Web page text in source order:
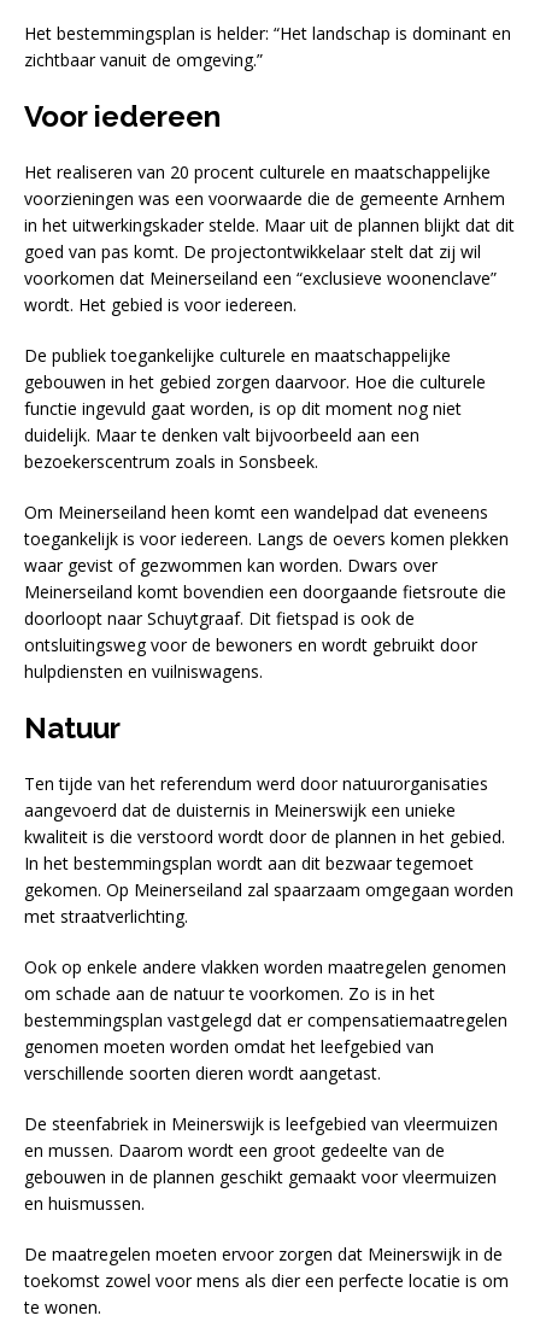
Het bestemmingsplan is helder: “Het landschap is dominant en
zichtbaar vanuit de omgeving.”
Voor iedereen
Het realiseren van 20 procent culturele en maatschappelijke
voorzieningen was een voorwaarde die de gemeente Arnhem
in het uitwerkingskader stelde. Maar uit de plannen blijkt dat dit
goed van pas komt. De projectontwikkelaar stelt dat zij wil
voorkomen dat Meinerseiland een “exclusieve woonenclave”
wordt. Het gebied is voor iedereen.
De publiek toegankelijke culturele en maatschappelijke
gebouwen in het gebied zorgen daarvoor. Hoe die culturele
functie ingevuld gaat worden, is op dit moment nog niet
duidelijk. Maar te denken valt bijvoorbeeld aan een
bezoekerscentrum zoals in Sonsbeek.
Om Meinerseiland heen komt een wandelpad dat eveneens
toegankelijk is voor iedereen. Langs de oevers komen plekken
waar gevist of gezwommen kan worden. Dwars over
Meinerseiland komt bovendien een doorgaande fietsroute die
doorloopt naar Schuytgraaf. Dit fietspad is ook de
ontsluitingsweg voor de bewoners en wordt gebruikt door
hulpdiensten en vuilniswagens.
Natuur
Ten tijde van het referendum werd door natuurorganisaties
aangevoerd dat de duisternis in Meinerswijk een unieke
kwaliteit is die verstoord wordt door de plannen in het gebied.
In het bestemmingsplan wordt aan dit bezwaar tegemoet
gekomen. Op Meinerseiland zal spaarzaam omgegaan worden
met straatverlichting.
Ook op enkele andere vlakken worden maatregelen genomen
om schade aan de natuur te voorkomen. Zo is in het
bestemmingsplan vastgelegd dat er compensatiemaatregelen
genomen moeten worden omdat het leefgebied van
verschillende soorten dieren wordt aangetast.
De steenfabriek in Meinerswijk is leefgebied van vleermuizen
en mussen. Daarom wordt een groot gedeelte van de
gebouwen in de plannen geschikt gemaakt voor vleermuizen
en huismussen.
De maatregelen moeten ervoor zorgen dat Meinerswijk in de
toekomst zowel voor mens als dier een perfecte locatie is om
te wonen.